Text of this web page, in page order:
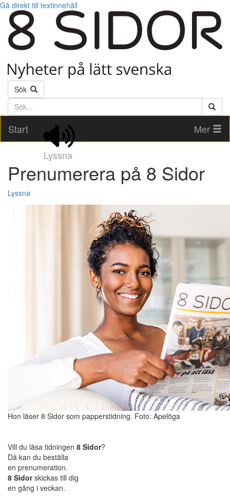
Gå direkt till textinnehåll
Sök
Söktext
Start
Lyssna
Mer
Prenumerera på 8 Sidor
Lyssna
Hon läser 8 Sidor som papperstidning. Foto: Apelöga
Vill du läsa tidningen 8 Sidor?
Då kan du beställa
en prenumeration.
8 Sidorskickas till dig
en gång i veckan.